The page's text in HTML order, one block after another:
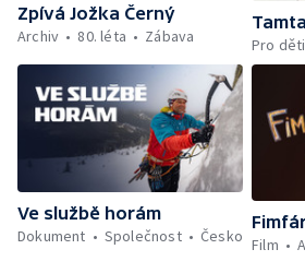
Zpívá Jožka Černý
Archiv
80. léta Zábava
Pro děti
Ve službě horám
Dokument
Společnost Česko Film